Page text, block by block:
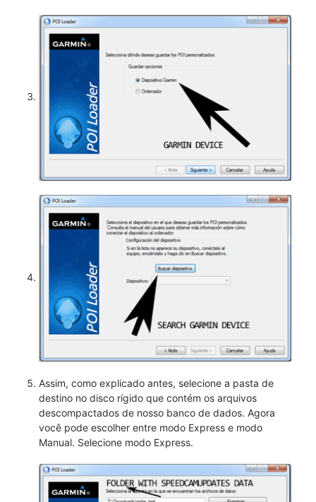
Assim, como explicado antes, selecione a pasta de
destino no disco rígido que contém os arquivos
descompactados de nosso banco de dados. Agora
você pode escolher entre modo Express e modo
Manual. Selecione modo Express.